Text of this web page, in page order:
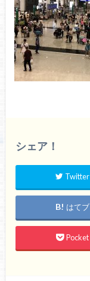
シェア！
Twitter
はてブ
Pocket